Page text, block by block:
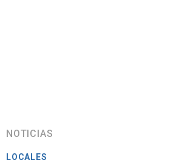
NOTICIAS
LOCALES